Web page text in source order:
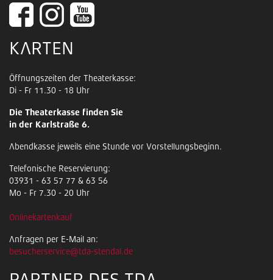
KARTEN
Öffnungszeiten der Theaterkasse:
Di - Fr 11.30 - 18 Uhr
Die Theaterkasse finden Sie
in der Karlstraße 6.
Abendkasse jeweils eine Stunde vor Vorstellungsbeginn.
Telefonische Reservierung:
03931 - 63 57 77 & 63 56
Mo - Fr 7.30 - 20 Uhr
Onlinekartenkauf
Anfragen per E-Mail an:
besucherservice@tda-stendal.de